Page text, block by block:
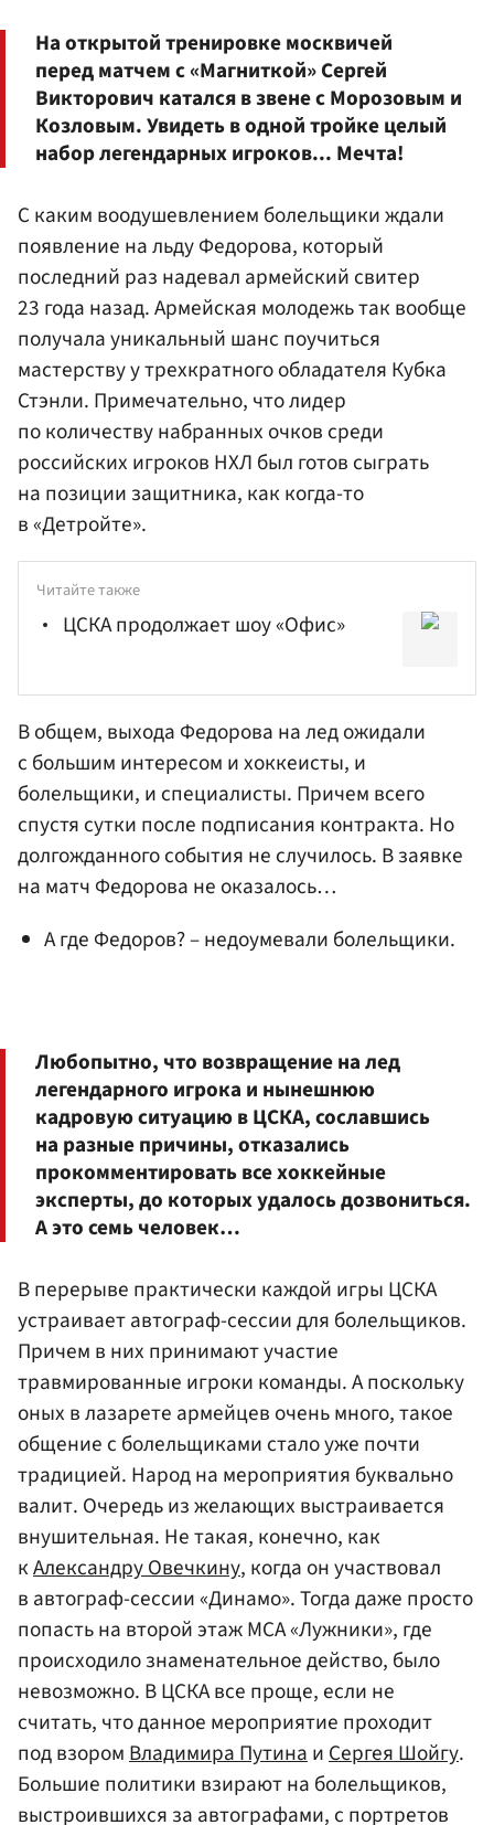
На открытой тренировке москвичей
перед матчем с «Магниткой» Сергей
Викторович катался в звене с Морозовым и
Козловым. Увидеть в одной тройке целый
набор легендарных игроков... Мечта!
С каким воодушевлением болельщики ждали
появление на льду Федорова, который
последний раз надевал армейский свитер
23 года назад. Армейская молодежь так вообще
получала уникальный шанс поучиться
мастерству у трехкратного обладателя Кубка
Стэнли. Примечательно, что лидер
по количеству набранных очков среди
российских игроков НХЛ был готов сыграть
на позиции защитника, как когда-то
в «Детройте».
Читайте также
ЦСКА продолжает шоу «Офис»
В общем, выхода Федорова на лед ожидали
с большим интересом и хоккеисты, и
болельщики, и специалисты. Причем всего
спустя сутки после подписания контракта. Но
долгожданного события не случилось. В заявке
на матч Федорова не оказалось…
А где Федоров? – недоумевали болельщики.
Любопытно, что возвращение на лед
легендарного игрока и нынешнюю
кадровую ситуацию в ЦСКА, сославшись
на разные причины, отказались
прокомментировать все хоккейные
эксперты, до которых удалось дозвониться.
А это семь человек…
В перерыве практически каждой игры ЦСКА
устраивает автограф-сессии для болельщиков.
Причем в них принимают участие
травмированные игроки команды. А поскольку
оных в лазарете армейцев очень много, такое
общение с болельщиками стало уже почти
традицией. Народ на мероприятия буквально
валит. Очередь из желающих выстраивается
внушительная. Не такая, конечно, как
кАлександру Овечкину, когда он участвовал
в автограф-сессии «Динамо». Тогда даже просто
попасть на второй этаж МСА «Лужники», где
происходило знаменательное действо, было
невозможно. В ЦСКА все проще, если не
считать, что данное мероприятие проходит
под взоромВладимира ПутинаиСергея Шойгу.
Большие политики взирают на болельщиков,
выстроившихся за автографами, с портретов